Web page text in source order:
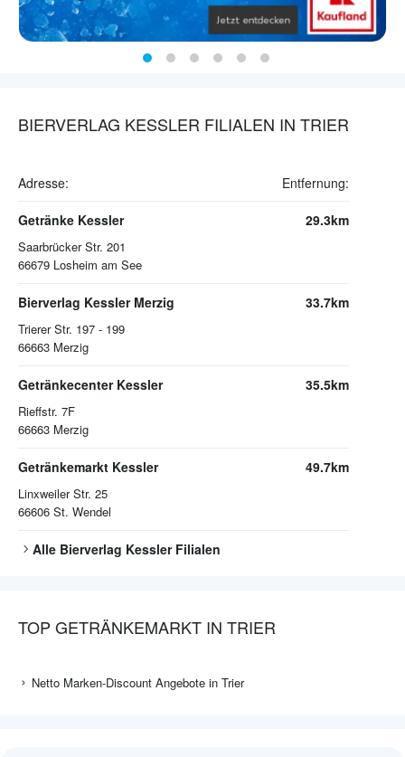
BIERVERLAG KESSLER FILIALEN IN TRIER
Adresse: Entfernung:
Getränke Kessler
Saarbrücker Str. 201
66679 Losheim am See
29.3km
Bierverlag Kessler Merzig
Trierer Str. 197 - 199
66663 Merzig
33.7km
Getränkecenter Kessler
Rieffstr. 7F
66663 Merzig
35.5km
Getränkemarkt Kessler
Linxweiler Str. 25
66606 St. Wendel
49.7km
Alle Bierverlag KesslerFilialen
TOP GETRÄNKEMARKT IN TRIER
Netto Marken-Discount Angebote in Trier